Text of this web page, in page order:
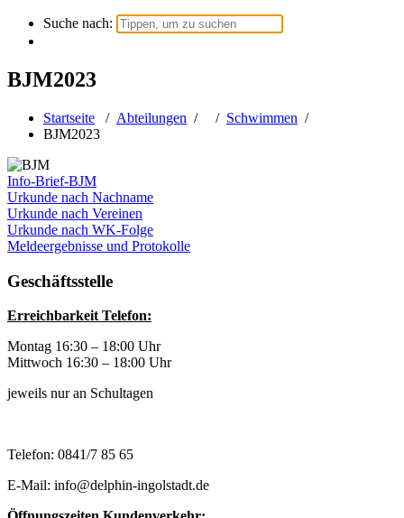
Suche nach:
BJM2023
Startseite / Abteilungen / / Schwimmen /
BJM2023
Info-Brief-BJM
Urkunde nach Nachname
Urkunde nach Vereinen
Urkunde nach WK-Folge
Meldeergebnisse und Protokolle
Geschäftsstelle
Erreichbarkeit Telefon:
Montag 16:30 – 18:00 Uhr
Mittwoch 16:30 – 18:00 Uhr
jeweils nur an Schultagen
Telefon: 0841/7 85 65
E-Mail: info@delphin-ingolstadt.de